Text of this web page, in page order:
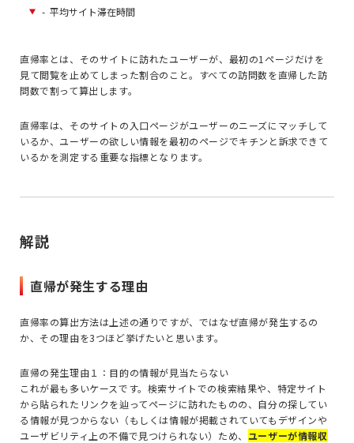
- 平均サイト滞在時間
直帰率とは、そのサイトに訪れたユーザーが、最初の1ページだけを
見て閲覧を止めてしまった割合のこと。すべての訪問数を直帰した訪
問数で割って算出します。
直帰率は、そのサイトの入口ページがユーザーのニーズにマッチして
いるか、ユーザーの欲しい情報を最初のページでキチンと訴求できて
いるかを測定する重要な指標となります。
解説
直帰が発生する理由
直帰率の算出方法は上述の通りですが、ではなぜ直帰が発生するの
か、その理由を3つほど挙げたいと思います。
直帰の発生理由１：目的の情報が見当たらない
これが最も多いケースです。検索サイトでの検索結果や、特定サイト
から貼られたリンクを辿ってページに訪れたものの、自分の探してい
る情報が見つからない（もしくは情報が掲載されていてもデザインや
ユーザビリティ上の不備で見つけられない）ため、 ユーザーが情報収